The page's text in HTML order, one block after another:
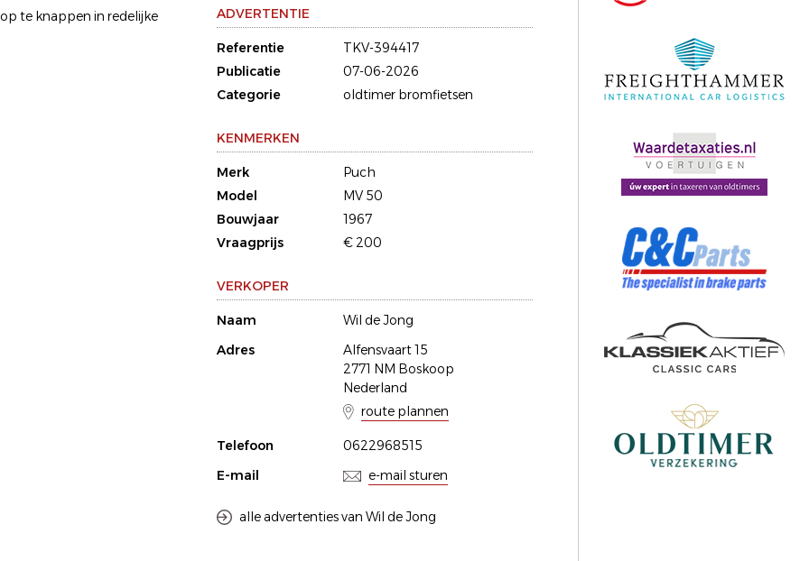
te knappen in redelijke
ADVERTENTIE
Referentie
TKV-394417
Publicatie
07-06-2026
Categorie
oldtimer bromfietsen
KENMERKEN
Merk
Puch
Model
MV 50
Bouwjaar
1967
Vraagprijs
€ 200
VERKOPER
Naam
Wil de Jong
Adres
Alfensvaart 15
2771 NM Boskoop
Nederland
route plannen
Telefoon
0622968515
E-mail
e-mail sturen
alle advertenties van Wil de Jong